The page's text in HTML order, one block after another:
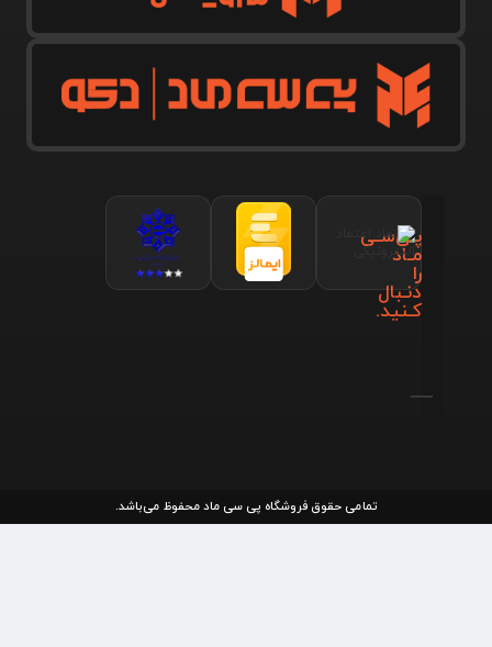
پـی‌سـی
مـاد
را
دنـبال
کـنید.
تمامی حقوق فروشگاه پی سی ماد محفوظ می‌باشد.